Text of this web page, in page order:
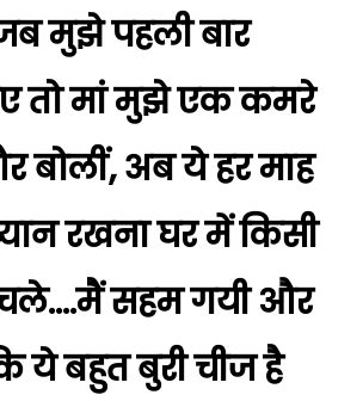
मुझे पहली बार
तो मां मुझे एक कमरे
बोलीं, अब ये हर माह
रखना घर में किसी
सहम गयी और
ये बहुत बुरी चीज है